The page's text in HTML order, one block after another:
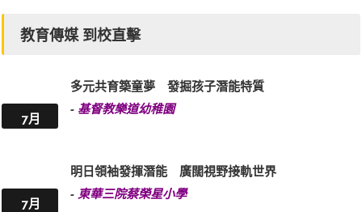
教育傳媒 到校直擊
7月
多元共育築童夢 發掘孩子潛能特質
- 基督教樂道幼稚園
7月
明日領袖發揮潛能 廣闊視野接軌世界
- 東華三院蔡榮星小學